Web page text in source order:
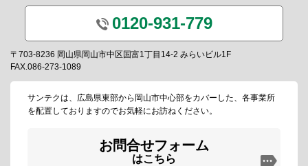
0120-931-779
〒703-8236 岡山県岡山市中区国富1丁目14-2 みらいビル1F
FAX.086-273-1089
サンテクは、広島県東部から岡山市中心部をカバーした、各事業所
を配置しておりますのでお気軽にお訪ねください。
お問合せフォーム
はこちら